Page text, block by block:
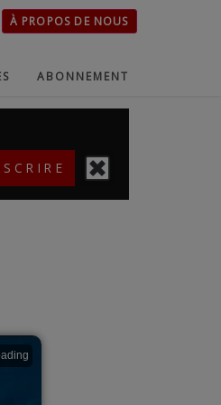
À PROPOS DE NOUS
ABONNEMENT